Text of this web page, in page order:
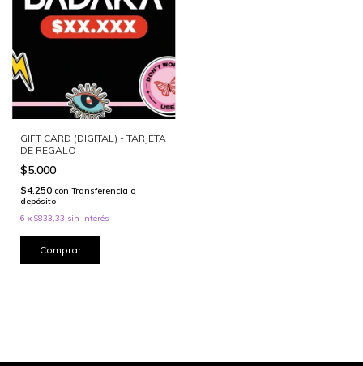
GIFT CARD (DIGITAL) - TARJETA
DE REGALO
$5.000
$4.250 con Transferencia o
depósito
6 x $833,33 sin interés
Comprar